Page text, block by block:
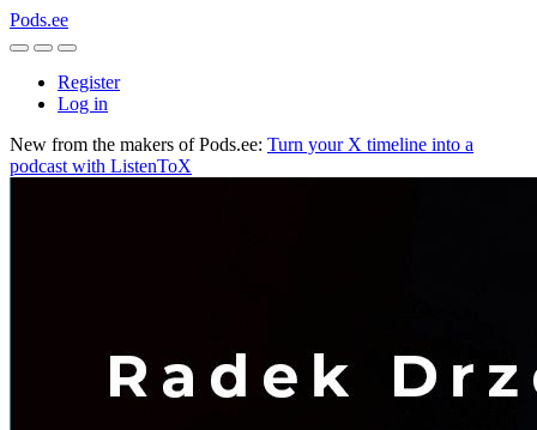
Pods.ee
Register
Log in
New from the makers of Pods.ee: Turn your X timeline into a
podcast with ListenToX